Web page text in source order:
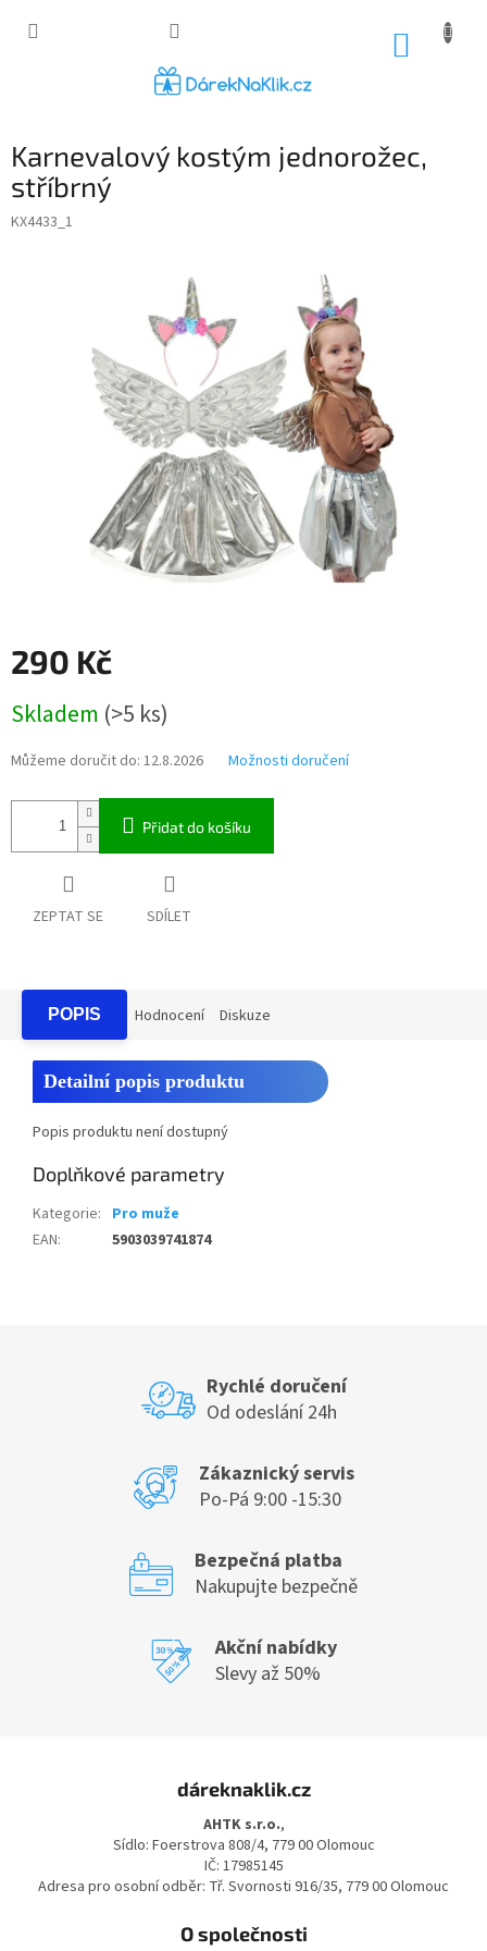
Karnevalový kostým jednorožec,
stříbrný
KX4433_1
290 Kč
cena:
Skladem (>5 ks)
Můžeme doručit do: 12.8.2026 Možnosti doručení
Přidat do košíku
ZEPTAT SE SDÍLET
POPIS Hodnocení Diskuze
Detailní popis produktu
Popis produktu není dostupný
Doplňkové parametry
Kategorie: Pro muže
EAN: 5903039741874
Rychlé doručení
Od odeslání 24h
Zákaznický servis
Po-Pá 9:00 -15:30
Bezpečná platba
Nakupujte bezpečně
Akční nabídky
Slevy až 50%
dáreknaklik.cz
AHTK s.r.o.,
Sídlo: Foerstrova 808/4, 779 00 Olomouc
IČ: 17985145
Adresa pro osobní odběr: Tř. Svornosti 916/35, 779 00 Olomouc
O společnosti